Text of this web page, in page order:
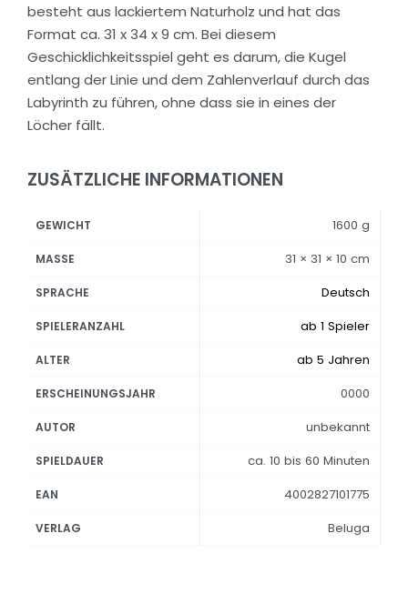
besteht aus lackiertem Naturholz und hat das
Format ca. 31 x 34 x 9 cm. Bei diesem
Geschicklichkeitsspiel geht es darum, die Kugel
entlang der Linie und dem Zahlenverlauf durch das
Labyrinth zu führen, ohne dass sie in eines der
Löcher fällt.
ZUSÄTZLICHE INFORMATIONEN
GEWICHT 1600 g
MASSE 31 × 31 × 10 cm
SPRACHE Deutsch
SPIELERANZAHL ab 1 Spieler
ALTER ab 5 Jahren
ERSCHEINUNGSJAHR 0000
AUTOR unbekannt
SPIELDAUER ca. 10 bis 60 Minuten
EAN 4002827101775
VERLAG Beluga